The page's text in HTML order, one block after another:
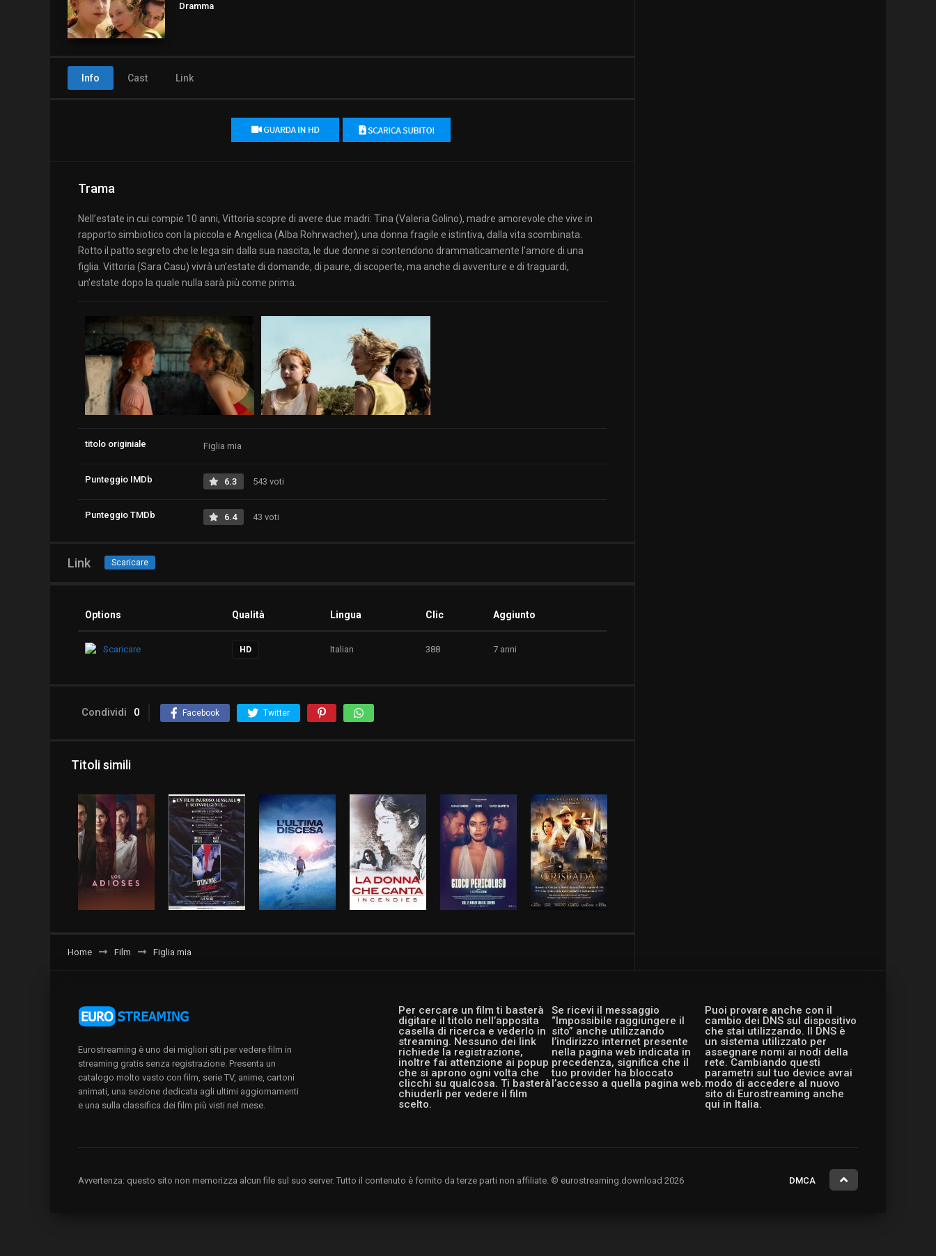
Dramma
Info Cast Link
Trama
Nell’estate in cui compie 10 anni, Vittoria scopre di avere due madri: Tina (Valeria Golino), madre amorevole che vive in
rapporto simbiotico con la piccola e Angelica (Alba Rohrwacher), una donna fragile e istintiva, dalla vita scombinata.
Rotto il patto segreto che le lega sin dalla sua nascita, le due donne si contendono drammaticamente l’amore di una
figlia. Vittoria (Sara Casu) vivrà un’estate di domande, di paure, di scoperte, ma anche di avventure e di traguardi,
un’estate dopo la quale nulla sarà più come prima.
titolo originiale Figlia mia
Punteggio IMDb 6.3 543 voti
Punteggio TMDb 6.4 43 voti
Link Scaricare
Options Qualità Lingua Clic Aggiunto
Scaricare HD Italian 388 7 anni
Condividi 0 Facebook Twitter
Titoli simili
Home Film Figlia mia
Per cercare un film ti basterà
digitare il titolo nell’apposita
casella di ricerca e vederlo in
streaming. Nessuno dei link
richiede la registrazione,
inoltre fai attenzione ai popup
che si aprono ogni volta che
clicchi su qualcosa. Ti basterà
chiuderli per vedere il film
scelto.
Se ricevi il messaggio
“Impossibile raggiungere il
sito” anche utilizzando
l’indirizzo internet presente
nella pagina web indicata in
precedenza, significa che il
tuo provider ha bloccato
l’accesso a quella pagina web.
Puoi provare anche con il
cambio dei DNS sul dispositivo
che stai utilizzando. Il DNS è
un sistema utilizzato per
assegnare nomi ai nodi della
rete. Cambiando questi
parametri sul tuo device avrai
modo di accedere al nuovo
sito di Eurostreaming anche
qui in Italia.
Eurostreaming è uno dei migliori siti per vedere film in
streaming gratis senza registrazione. Presenta un
catalogo molto vasto con film, serie TV, anime, cartoni
animati, una sezione dedicata agli ultimi aggiornamenti
e una sulla classifica dei film più visti nel mese.
Avvertenza: questo sito non memorizza alcun file sul suo server. Tutto il contenuto è fornito da terze parti non affiliate. © eurostreaming.download 2026 DMCA